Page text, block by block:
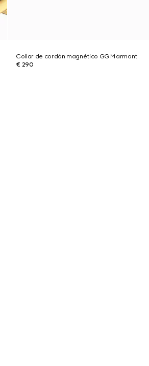
Collar de cordón magnético GG Marmont
€ 290